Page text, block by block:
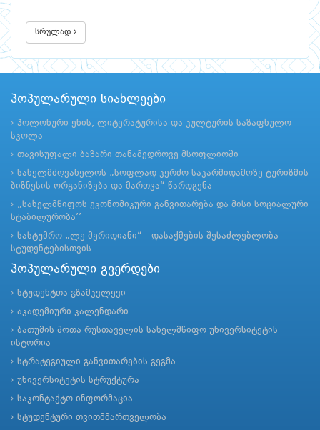
სრულად
პოპულარული სიახლეები
პოლონური ენის, ლიტერატურისა და კულტურის საზაფხულო
სკოლა
თავისუფალი ბაზარი თანამედროვე მსოფლიოში
სახელმძღვანელოს „სოფლად კერძო საკარმიდამოზე ტურიზმის
ბიზნესის ორგანიზება და მართვა“ წარდგენა
„სახელმწიფოს ეკონომიკური განვითარება და მისი სოციალური
სტაბილურობა’’
სასტუმრო „ლე მერიდიანი“ - დასაქმების შესაძლებლობა
სტუდენტებისთვის
პოპულარული გვერდები
სტუდენტთა გზამკვლევი
აკადემიური კალენდარი
ბათუმის შოთა რუსთაველის სახელმწიფო უნივერსიტეტის
ისტორია
სტრატეგიული განვითარების გეგმა
უნივერსიტეტის სტრუქტურა
საკონტაქტო ინფორმაცია
სტუდენტური თვითმმართველობა